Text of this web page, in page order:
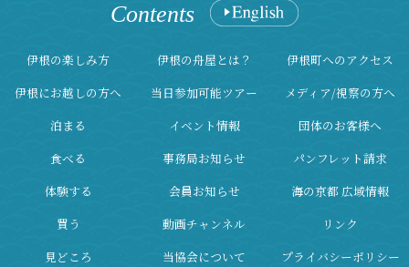
Contents
伊根の楽しみ方
伊根にお越しの方へ
泊まる
食べる
体験する
買う
見どころ
伊根の舟屋とは？
当日参加可能ツアー
イベント情報
事務局お知らせ
会員お知らせ
動画チャンネル
当協会について
伊根町へのアクセス
メディア/視察の方へ
団体のお客様へ
パンフレット請求
海の京都 広域情報
リンク
プライバシーポリシー